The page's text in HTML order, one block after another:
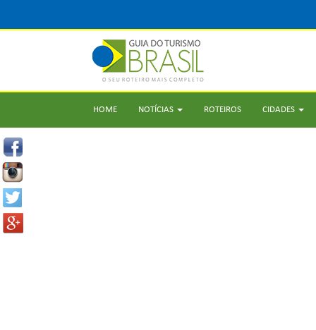
HOME NOTÍCIAS ROTEIROS CIDADES